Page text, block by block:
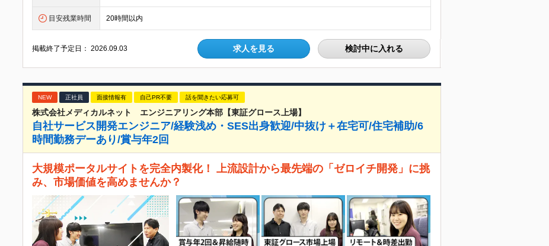
目安残業時間 20時間以内
掲載終了予定日：2026.09.03 求人を見る 検討中に入れる
NEW 正社員 面接情報有 自己PR不要 話を聞きたい応募可
株式会社メディカルネット エンジニアリング本部【東証グロース上場】
自社サービス開発エンジニア/経験浅め・SES出身歓迎/中抜け＋在宅可/住宅補助/6
時間勤務デーあり/賞与年2回
大規模ポータルサイトを完全内製化！ 上流設計から最先端の「ゼロイチ開発」に挑
み、市場価値を高めませんか？